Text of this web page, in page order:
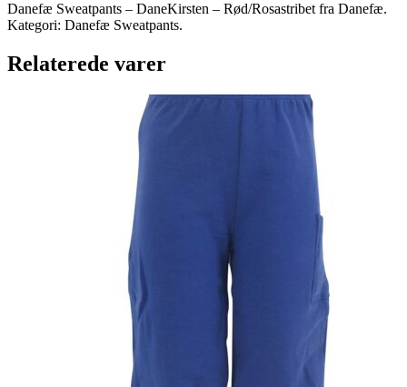
Danefæ Sweatpants – DaneKirsten – Rød/Rosastribet fra Danefæ.
Kategori: Danefæ Sweatpants.
Relaterede varer